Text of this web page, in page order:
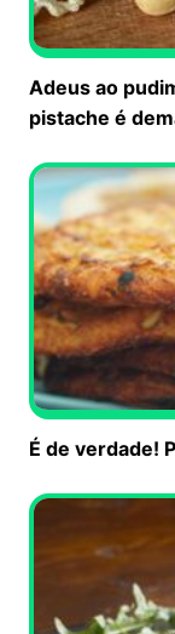
Adeus ao
pistache é
É de verdade!